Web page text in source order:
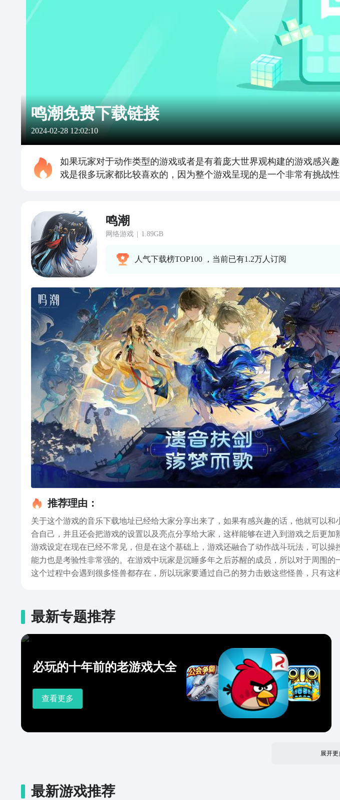
鸣潮免费下载链接
2024-02-28 12:02:10
如果玩家对于动作类型的游戏或者是有着庞大世界观构建的游戏感兴
戏是很多玩家都比较喜欢的，因为整个游戏呈现的是一个非常有挑战
鸣潮
网络游戏 1.89GB
人气下载榜TOP100 ，当前已有1.2万人订阅
推荐理由：
关于这个游戏的音乐下载地址已经给大家分享出来了，如果有感兴趣的话，他就可以
合自己，并且还会把游戏的设置以及亮点分享给大家，这样能够在进入到游戏之后更
游戏设定在现在已经不常见，但是在这个基础上，游戏还融合了动作战斗玩法，可以
能力也是考验性非常强的。在游戏中玩家是沉睡多年之后苏醒的成员，所以对于周围
这个过程中会遇到很多怪兽都存在，所以玩家要通过自己的努力击败这些怪兽，只有
战斗能力，赶快来挑选适合自己的角色，加入对战吧。
最新专题推荐
必玩的十年前的老游戏大全
查看更多
展开更
最新游戏推荐